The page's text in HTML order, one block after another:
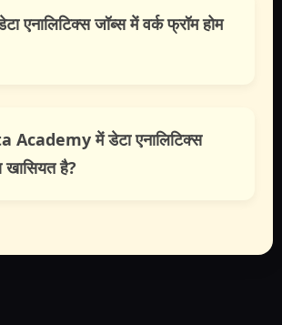
एनालिटिक्स जॉब्स में वर्क फ्रॉम होम
Academy में डेटा एनालिटिक्स
खासियत है?